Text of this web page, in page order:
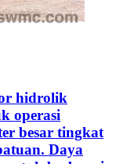
hidrolik
operasi
besar tingkat
Daya